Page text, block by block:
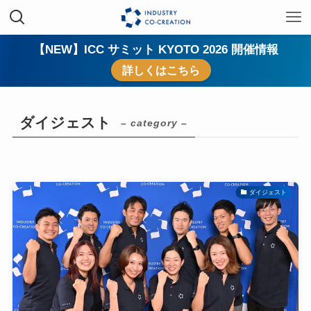
【NEW】ICC サミット KYOTO 2026 開催情報
詳しくはこちら
ダイジェスト – category –
ダイジェスト